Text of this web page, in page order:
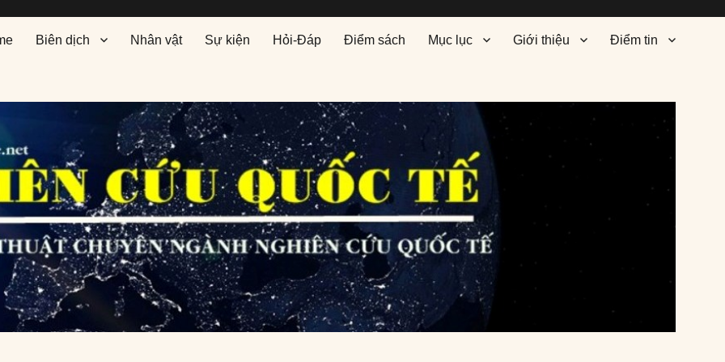
Biên dịch Nhân vật Sự kiện Hỏi-Đáp Điểm sách Mục lục Giới thiệu Điểm tin